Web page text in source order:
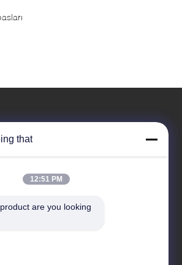
that
12:51 PM
are you looking